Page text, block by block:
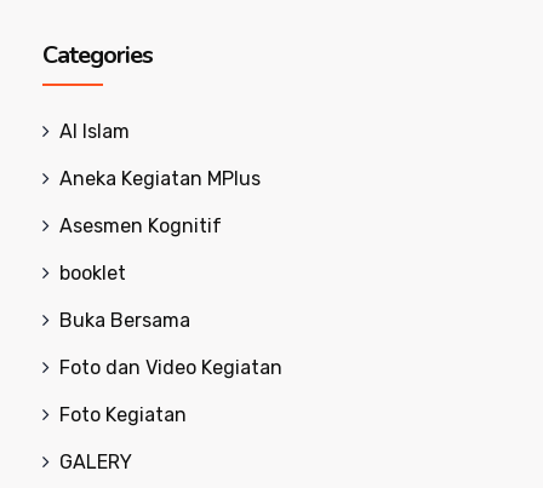
Categories
Al Islam
Aneka Kegiatan MPlus
Asesmen Kognitif
booklet
Buka Bersama
Foto dan Video Kegiatan
Foto Kegiatan
GALERY